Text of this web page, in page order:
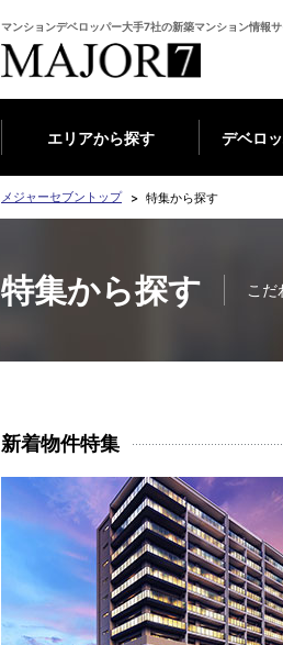
マンションデベロッパー大手7社の新築マンション情報サ
エリアから探す デベロ
メジャーセブントップ 特集から探す
特集から探す こだ
新着物件特集